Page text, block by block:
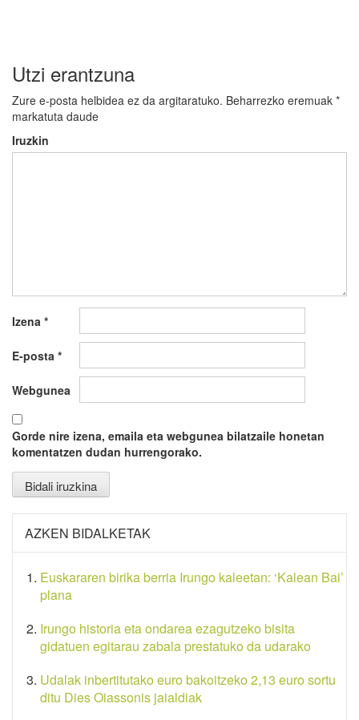
Utzi erantzuna
Zure e-posta helbidea ez da argitaratuko. Beharrezko eremuak *
markatuta daude
Iruzkin
Izena *
E-posta *
Webgunea
Gorde nire izena, emaila eta webgunea bilatzaile honetan
komentatzen dudan hurrengorako.
AZKEN BIDALKETAK
Euskararen birika berria Irungo kaleetan: ‘Kalean Bai’
plana
Irungo historia eta ondarea ezagutzeko bisita
gidatuen egitarau zabala prestatuko da udarako
Udalak inbertitutako euro bakoitzeko 2,13 euro sortu
ditu Dies Oiassonis jaialdiak